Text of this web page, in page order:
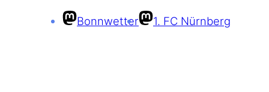
Bonnwetter 1. FC Nürnberg